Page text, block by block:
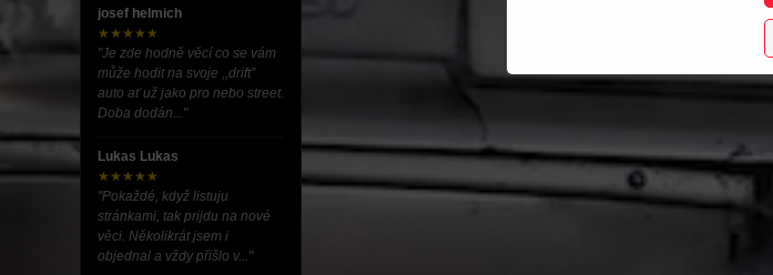
josef helmich
★★★★★
"Je zde hodně věcí co se vám
může hodit na svoje ,,drift”
auto ať už jako pro nebo street.
Doba dodán..."
Lukas Lukas
★★★★★
"Pokaždé, když listuju
stránkami, tak prijdu na nové
věci. Několikrát jsem i
objednal a vždy přišlo v..."